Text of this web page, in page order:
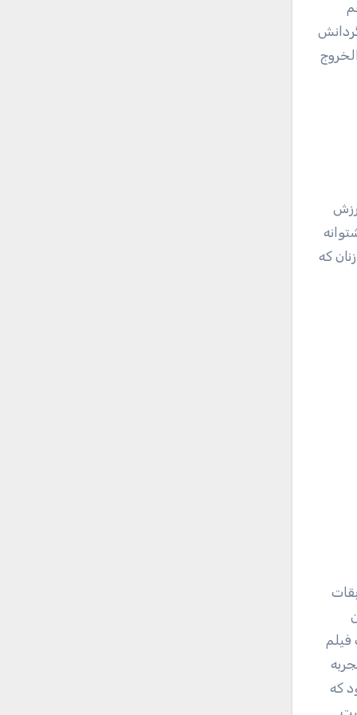
که
فیلم
پرچمدار تیم ایران در المپیک در سال ۲۰۱۶، نیز تجربه
که